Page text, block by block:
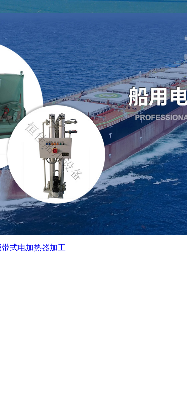
带式电加热器加工